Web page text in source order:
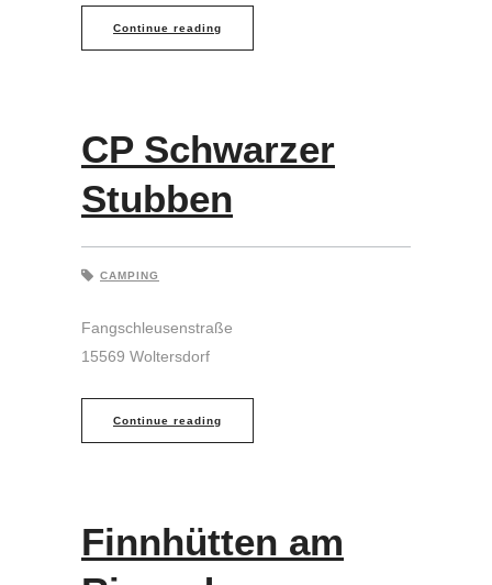
Continue reading
CP Schwarzer
Stubben
CAMPING
Fangschleusenstraße
15569 Woltersdorf
Continue reading
Finnhütten am